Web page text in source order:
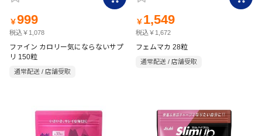
￥999
税込￥1,078
ファイン カロリー気にならないサプ
リ 150粒
通常配送 / 店舗受取
￥ 1,549
税込￥1,672
フェムマカ 28粒
通常配送 / 店舗受取